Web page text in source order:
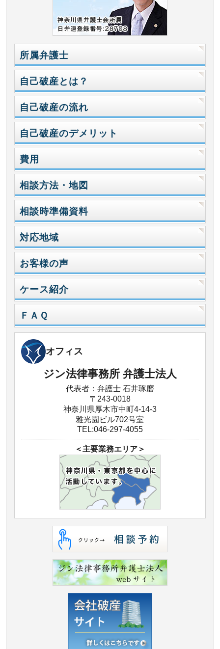
所属弁護士
自己破産とは？
自己破産の流れ
自己破産のデメリット
費用
相談方法・地図
相談時準備資料
対応地域
お客様の声
ケース紹介
ＦＡＱ
オフィス
ジン法律事務所 弁護士法人
代表者：弁護士 石井琢磨
〒243-0018
神奈川県厚木市中町4-14-3
雅光園ビル702号室
TEL:046-297-4055
＜主要業務エリア＞